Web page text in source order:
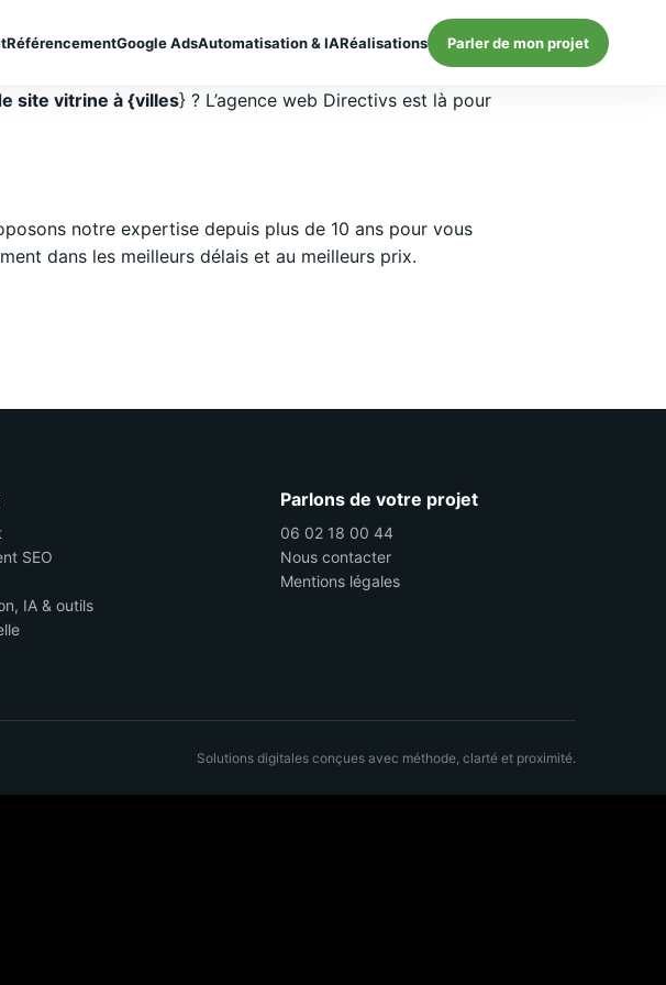
RéférencementGoogle AdsAutomatisation & IARéalisations Parler de mon projet
site vitrine à {villes} ? L’agence web Directivs est là pour
notre expertise depuis plus de 10 ans pour vous
dans les meilleurs délais et au meilleurs prix.
SEO
IA & outils
Parlons de votre projet
06 02 18 00 44
Nous contacter
Mentions légales
Solutions digitales conçues avec méthode, clarté et proximité.